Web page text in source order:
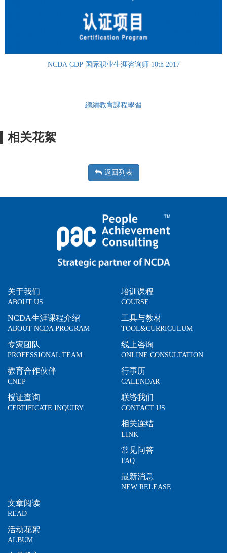
NCDA CDP 国际职业生涯咨询师 10th 2017
繼續教育課程學習
相关花絮
返回列表
关于我们
ABOUT US
NCDA生涯课程介绍
ABOUT NCDA PROGRAM
专家团队
PROFESSIONAL TEAM
教育合作伙伴
CNEP
授证查询
CERTIFICATE INQUIRY
培训课程
COURSE
工具与教材
TOOL&CURRICULUM
线上咨询
ONLINE CONSULTATION
行事历
CALENDAR
联络我们
CONTACT US
相关连结
LINK
常见问答
FAQ
最新消息
NEW RELEASE
文章阅读
READ
活动花絮
ALBUM